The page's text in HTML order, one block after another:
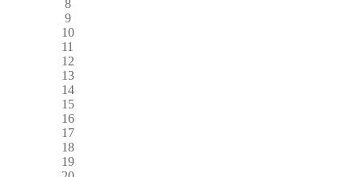
8
9
10
11
12
13
14
15
16
17
18
19